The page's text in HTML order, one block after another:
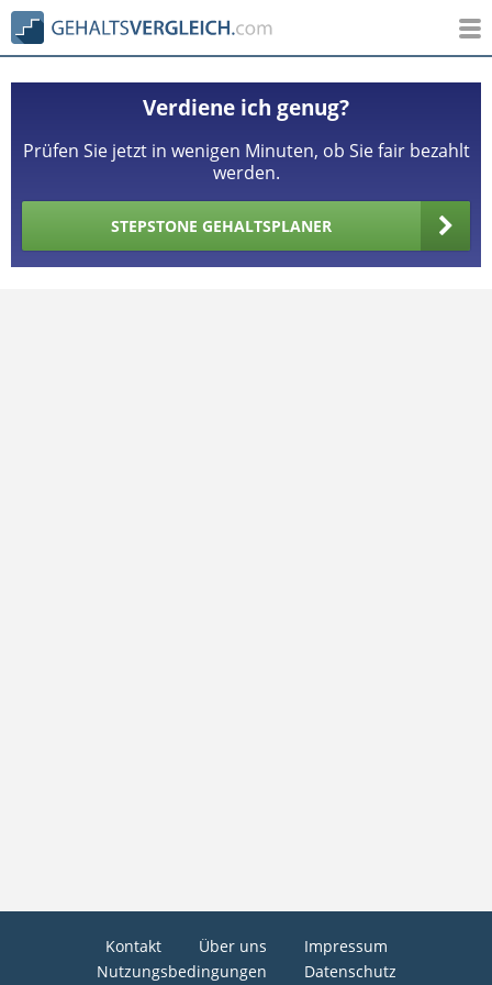
Verdiene ich genug?
Prüfen Sie jetzt in wenigen Minuten, ob Sie fair bezahlt
werden.
STEPSTONE GEHALTSPLANER
Kontakt Über uns
Impressum
Nutzungsbedingungen
Datenschutz